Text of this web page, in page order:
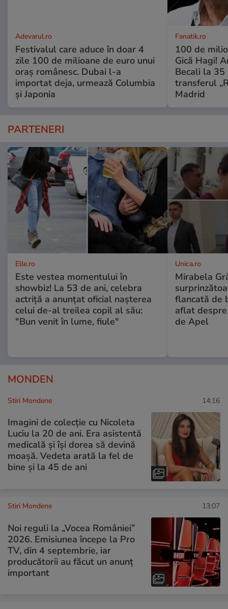
Adevarul.ro
Festivalul care aduce în doar 4
zile 100 de milioane de euro unui
oraș românesc. Dubai l-a
importat deja, urmează Columbia
și Japonia
Fanatik.ro
100 de
Gică Hagi!
Becali la 35
transferul
Madrid
PARTENERI
Elle.ro
Este vestea momentului în
showbiz! La 53 de ani, celebra
actriță a anunțat oficial nașterea
celui de-al treilea copil al său:
"Bun venit în lume, fiule"
Unica.ro
Mirabela
flancată de
aflat
de Apel
MONDEN
Stiri Mondene 14:16
Imagini de colecție cu Nicoleta
Luciu la 20 de ani. Era asistentă
medicală și își dorea să devină
moașă. Vedeta arată la fel de
bine și la 45 de ani
Stiri Mondene 13:07
Noi reguli la „Vocea României”
2026. Emisiunea începe la Pro
TV, din 4 septembrie, iar
producătorii au făcut un anunț
important